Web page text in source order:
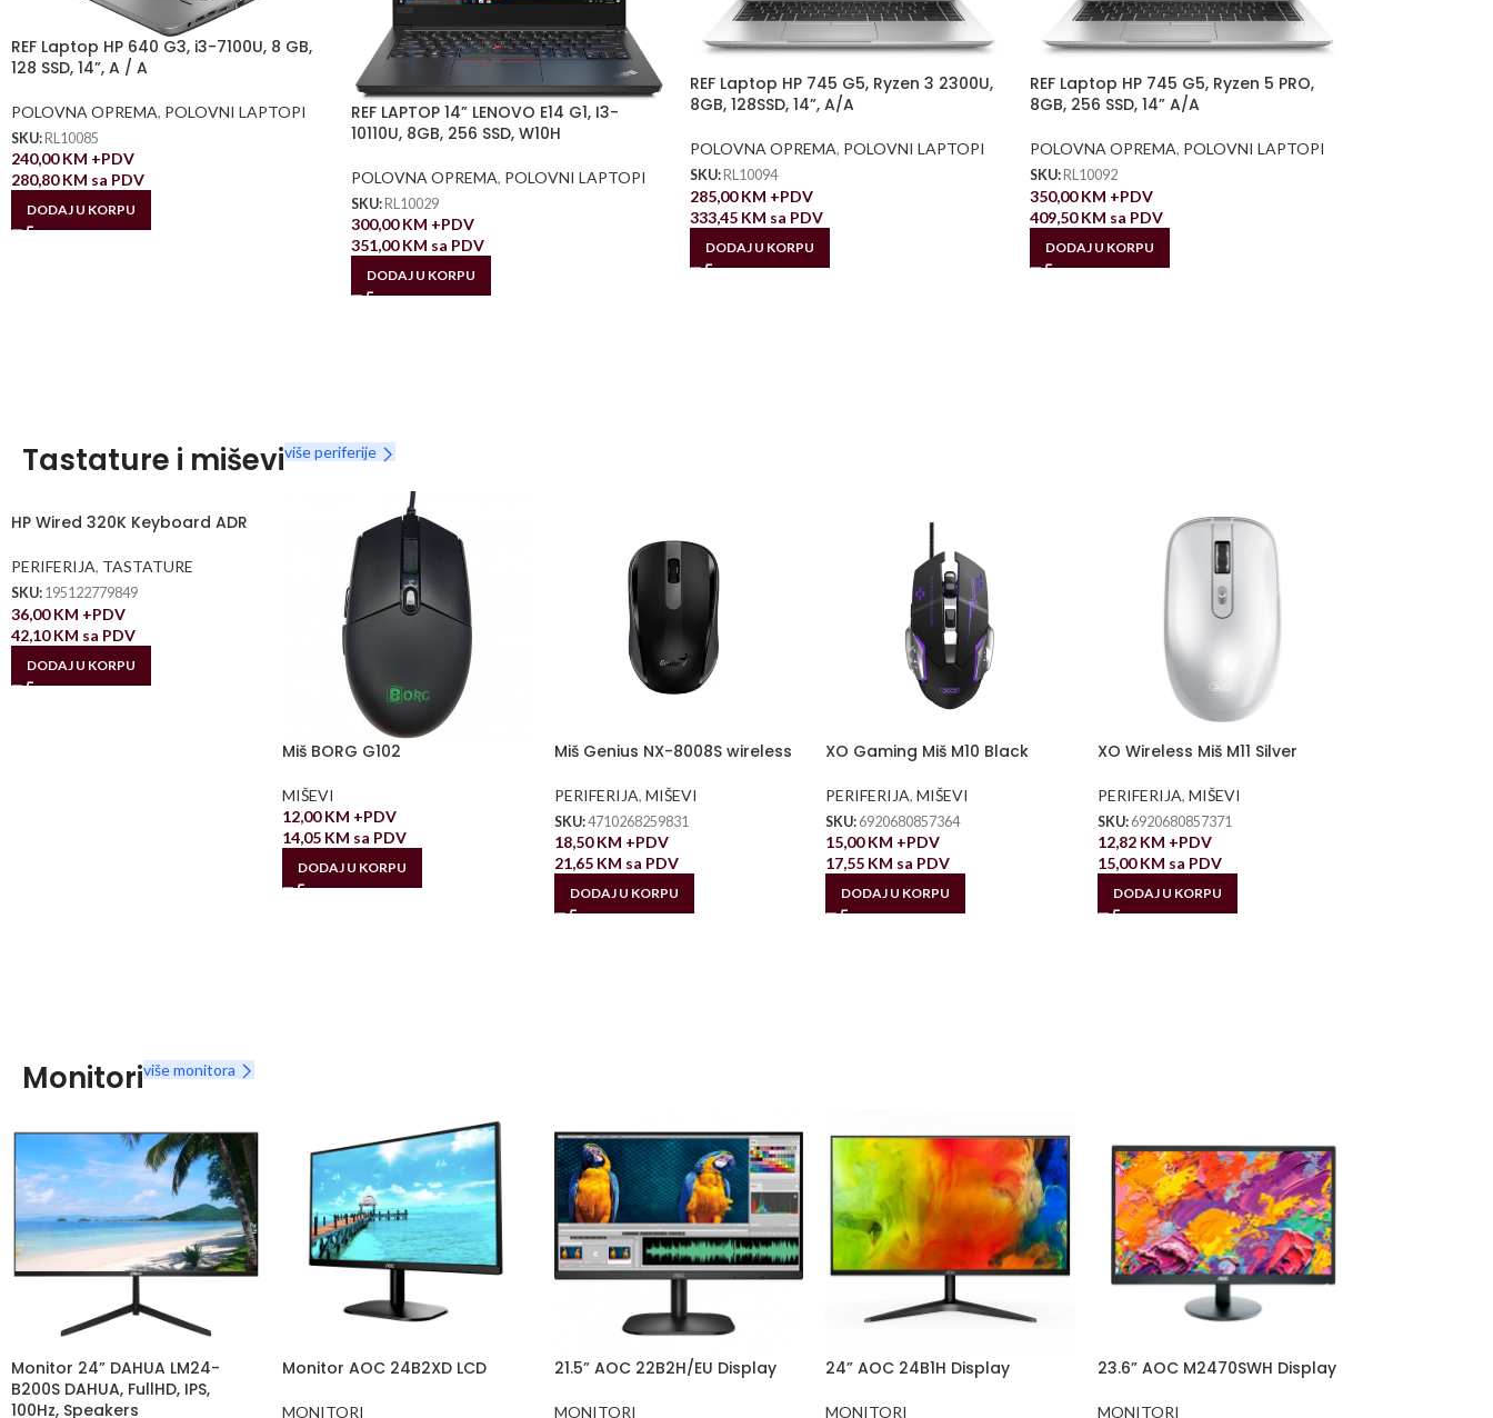
REF Laptop HP 640 G3, i3-7100U, 8 GB,
128 SSD, 14”, A / A
POLOVNA OPREMA, POLOVNI LAPTOPI
SKU: RL10085
240,00KM +PDV
280,80KM sa PDV
DODAJ U KORPU
REF LAPTOP 14” LENOVO E14 G1, I3-
10110U, 8GB, 256 SSD, W10H
POLOVNA OPREMA, POLOVNI LAPTOPI
SKU: RL10029
300,00KM +PDV
351,00KM sa PDV
DODAJ U KORPU
REF Laptop HP 745 G5, Ryzen 3 2300U,
8GB, 128SSD, 14”, A/A
POLOVNA OPREMA, POLOVNI LAPTOPI
SKU: RL10094
285,00KM +PDV
333,45 KM sa PDV
DODAJ U KORPU
REF Laptop HP 745 G5, Ryzen 5 PRO,
8GB, 256 SSD, 14” A/A
POLOVNA OPREMA, POLOVNI LAPTOPI
SKU: RL10092
350,00KM +PDV
409,50KM sa PDV
DODAJ U KORPU
Tastature i miševiviše periferije
HP Wired 320K Keyboard ADR
PERIFERIJA, TASTATURE
SKU: 195122779849
36,00KM +PDV
42,10KM sa PDV
DODAJ U KORPU
Miš BORG G102
MIŠEVI
12,00KM +PDV
14,05 KM sa PDV
DODAJ U KORPU
Miš Genius NX-8008S wireless
PERIFERIJA, MIŠEVI
SKU:4710268259831
18,50KM +PDV
21,65 KM sa PDV
DODAJ U KORPU
XO Gaming Miš M10 Black
PERIFERIJA, MIŠEVI
SKU: 6920680857364
15,00KM +PDV
17,55 KM sa PDV
DODAJ U KORPU
XO Wireless Miš M11 Silver
PERIFERIJA, MIŠEVI
SKU: 6920680857371
12,82 KM +PDV
15,00KM sa PDV
DODAJ U KORPU
Monitoriviše monitora
Monitor 24” DAHUA LM24-
B200S DAHUA, FullHD, IPS,
100Hz, Speakers
Monitor AOC 24B2XD LCD
MONITORI
21.5” AOC 22B2H/EU Display
MONITORI
24” AOC 24B1H Display
MONITORI
23.6” AOC M2470SWH Display
MONITORI